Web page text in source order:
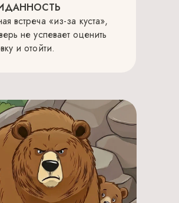
встреча «из-за куста»,
не успевает оценить
и отойти.